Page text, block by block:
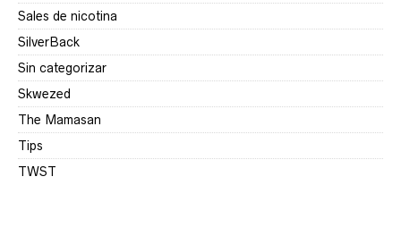
Sales de nicotina
SilverBack
Sin categorizar
Skwezed
The Mamasan
Tips
TWST